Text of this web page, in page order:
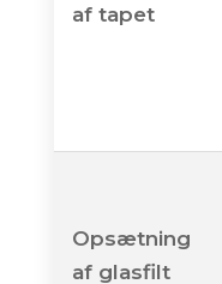
af tapet
Opsætning
af glasfilt